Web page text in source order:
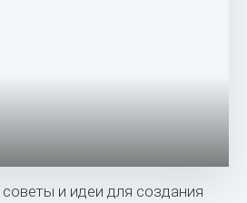
и идеи для создания